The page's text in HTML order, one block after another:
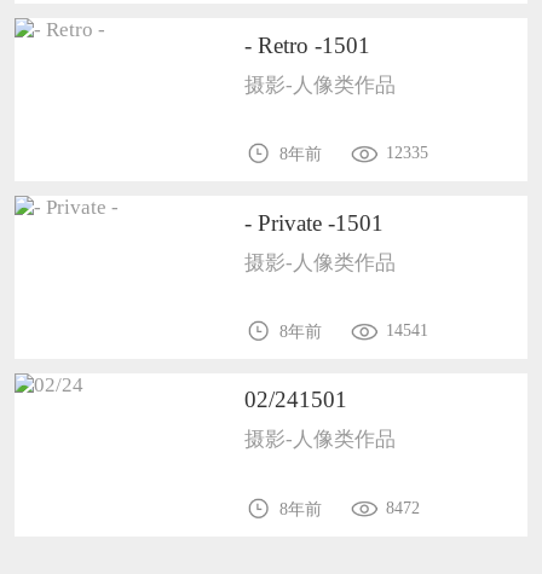
- Retro -1501
摄影-人像类作品
8年前 12335
- Private -1501
摄影-人像类作品
8年前 14541
02/241501
摄影-人像类作品
8年前 8472